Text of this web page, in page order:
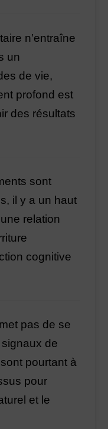
n’entraîne
un
de vie,
profond est
des résultats
sont
il y a un haut
relation
cognitive
pas de se
de
pourtant à
pour
et le